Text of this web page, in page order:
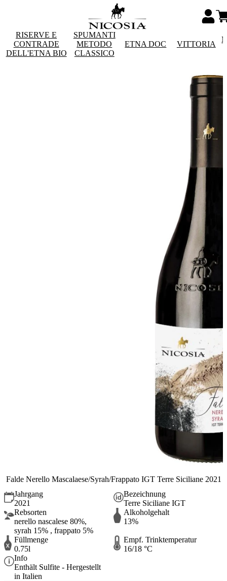
RISERVE E
CONTRADE
DELL'ETNA BIO
SPUMANTI
METODO
CLASSICO
ETNA DOC VITTORIA
Falde Nerello Mascalaese/Syrah/Frappato IGT Terre Siciliane 2021
Jahrgang
2021
Bezeichnung
Terre Siciliane IGT
Rebsorten
nerello nascalese 80%,
syrah 15% , frappato 5%
Alkoholgehalt
13%
Füllmenge
0.75l
Empf. Trinktemperatur
16/18 °C
Info
Enthält Sulfite - Hergestellt
in Italien